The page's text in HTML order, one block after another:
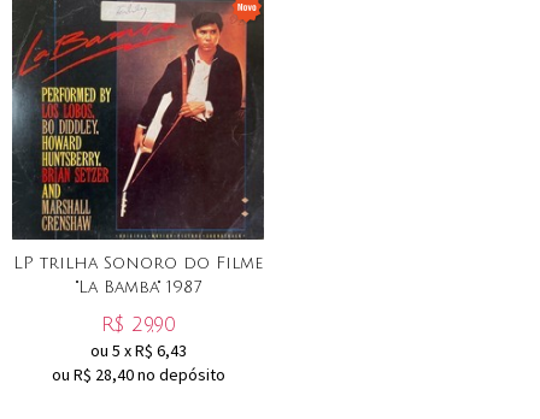
LP trilha Sonoro do Filme
"La Bamba" 1987
R$ 29,90
ou 5 xR$ 6,43
ou R$ 28,40no depósito